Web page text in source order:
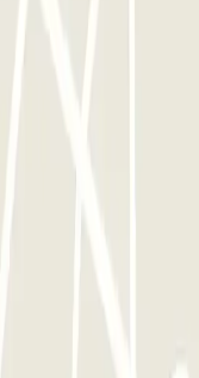
dell'intera rete di
uscire dal
Opinioni